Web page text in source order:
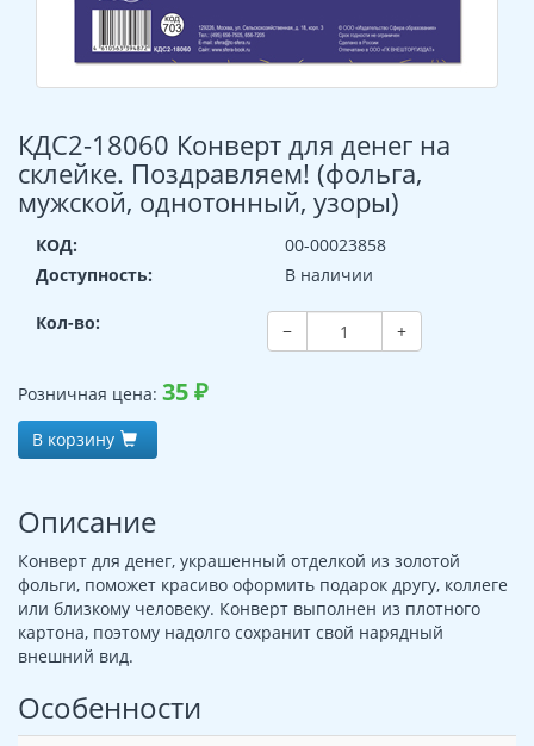
КДС2-18060 Конверт для денег на
склейке. Поздравляем! (фольга,
мужской, однотонный, узоры)
КОД:
00-00023858
Доступность:
В наличии
Кол-во: − +
Розничная цена: 35₽
В корзину
Описание
Конверт для денег, украшенный отделкой из золотой
фольги, поможет красиво оформить подарок другу, коллеге
или близкому человеку. Конверт выполнен из плотного
картона, поэтому надолго сохранит свой нарядный
внешний вид.
Особенности